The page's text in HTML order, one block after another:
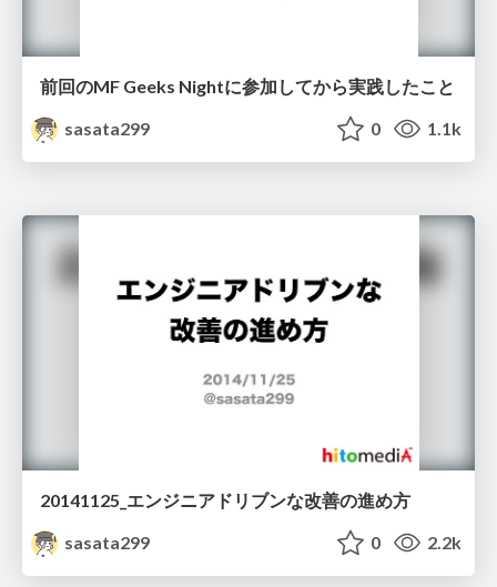
前回のMF Geeks Nightに参加してから実践したこと
sasata299
0 1.1k
20141125_エンジニアドリブンな改善の進め方
sasata299
0 2.2k